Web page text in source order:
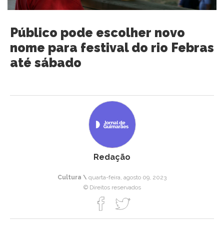
Público pode escolher novo
nome para festival do rio Febras
até sábado
Redação
Cultura \ quarta-feira, agosto 09, 2023
© Direitos reservados